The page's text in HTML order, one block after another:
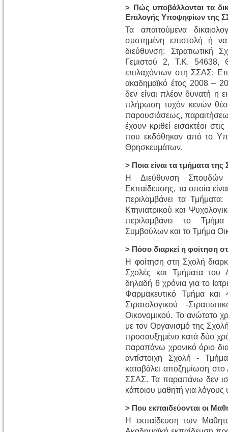
> Πώς υποβάλλονται τα
Επιλογής Υποψηφίων της
Τα απαιτούμενα
συστημένη επιστολή ή
διεύθυνση: Στρατιωτική
Γεμιστού 2, Τ.Κ. 54638,
επιλαχόντων στη ΣΣΑΣ;
ακαδημαϊκό έτος 2008 –
δεν είναι πλέον δυνατή η
πλήρωση τυχόν κενών
παρουσιάσεως,
έχουν κριθεί εισακτέοι
που εκδόθηκαν από το
Θρησκευμάτων.
> Ποια είναι τα τμήματα της
Η Διεύθυνση Σπουδών
Εκπαίδευσης, τα οποία
περιλαμβάνει τα Τμήματα:
Κτηνιατρικού και
περιλαμβάνει το Τμήμα
Συμβούλων και το Τμήμα
> Πόσο διαρκεί η φοίτηση
Η φοίτηση στη Σχολή
Σχολές και Τμήματα του
δηλαδή 6 χρόνια για το
Φαρμακευτικό Τμήμα και
Στρατολογικού -
Οικονομικού. Το ανώτατο
με τον Οργανισμό της
προσαυξημένο κατά δύο
παραπάνω χρονικό όριο
αντίστοιχη Σχολή -
καταβάλει αποζημίωση
ΣΣΑΣ. Τα παραπάνω δεν
κάποιου μαθητή για λόγους
> Που εκπαιδεύονται οι
Η εκπαίδευση των